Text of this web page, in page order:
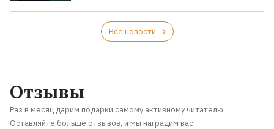
Все новости
Отзывы
Раз в месяц дарим подарки самому активному читателю.
Оставляйте больше отзывов, и мы наградим вас!